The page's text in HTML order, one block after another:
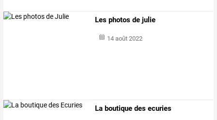
Les photos de julie
14 août 2022
La boutique des ecuries